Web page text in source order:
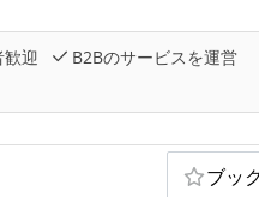
迎
B2Bのサービスを運営
ブッ